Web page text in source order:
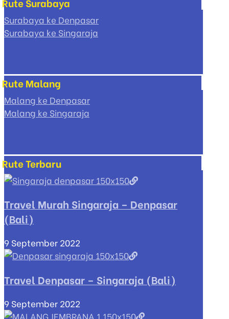
Surabaya ke Denpasar
Surabaya ke Singaraja
Rute Malang
Malang ke Denpasar
Malang ke Singaraja
Rute Terbaru
Travel Murah Singaraja – Denpasar
(Bali)
9 September 2022
Travel Denpasar – Singaraja (Bali)
9 September 2022